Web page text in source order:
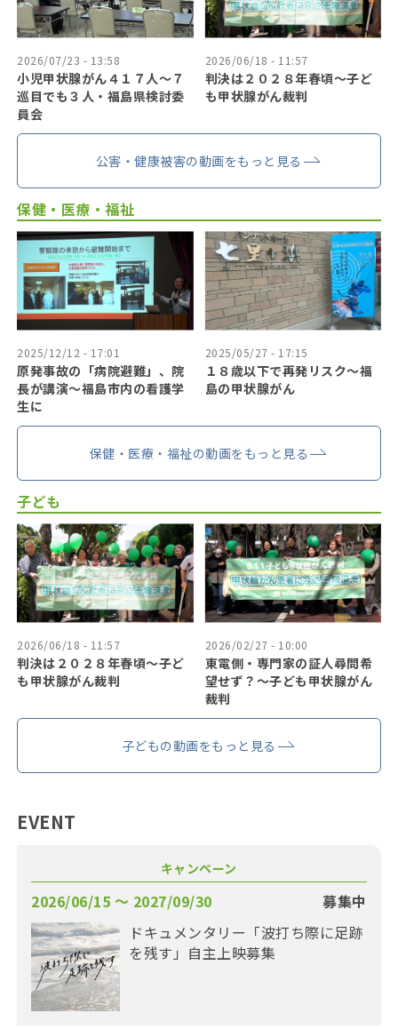
2026/07/23 - 13:58
小児甲状腺がん４１７人〜７
巡目でも３人・福島県検討委
員会
2026/06/18 - 11:57
判決は２０２８年春頃〜子ど
も甲状腺がん裁判
公害・健康被害の動画をもっと見る
保健・医療・福祉
2025/12/12 - 17:01
原発事故の「病院避難」、院
長が講演～福島市内の看護学
生に
2025/05/27 - 17:15
１８歳以下で再発リスク〜福
島の甲状腺がん
保健・医療・福祉の動画をもっと見る
子ども
2026/06/18 - 11:57
判決は２０２８年春頃〜子ど
も甲状腺がん裁判
2026/02/27 - 10:00
東電側・専門家の証人尋問希
望せず？〜子ども甲状腺がん
裁判
子どもの動画をもっと見る
EVENT
キャンペーン
2026/06/15 〜 2027/09/30
募集中
ドキュメンタリー「波打ち際に足跡
を残す」自主上映募集